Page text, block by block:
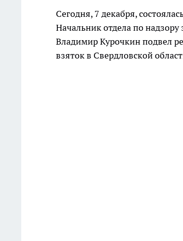
Сегодня, 7 декабря,
Начальник отдела по
Владимир Курочкин подвел
взяток в Свердловской